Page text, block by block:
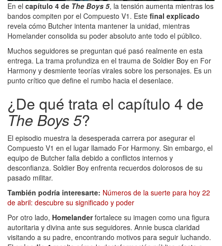
En el capítulo 4 de The Boys 5, la tensión aumenta mientras los
bandos compiten por el Compuesto V1. Este final explicado
revela cómo Butcher intenta mantener la unidad, mientras
Homelander consolida su poder absoluto ante todo el público.
Muchos seguidores se preguntan qué pasó realmente en esta
entrega. La trama profundiza en el trauma de Soldier Boy en For
Harmony y desmiente teorías virales sobre los personajes. Es un
punto crítico que define el rumbo hacia el desenlace.
¿De qué trata el capítulo 4 de
The Boys 5?
El episodio muestra la desesperada carrera por asegurar el
Compuesto V1 en el lugar llamado For Harmony. Sin embargo, el
equipo de Butcher falla debido a conflictos internos y
desconfianza. Soldier Boy enfrenta recuerdos dolorosos de su
pasado militar.
También podría interesarte: Números de la suerte para hoy 22
de abril: descubre su significado y poder
Por otro lado, Homelanderfortalece su imagen como una figura
autoritaria y divina ante sus seguidores. Annie busca claridad
visitando a su padre, encontrando motivos para seguir luchando.